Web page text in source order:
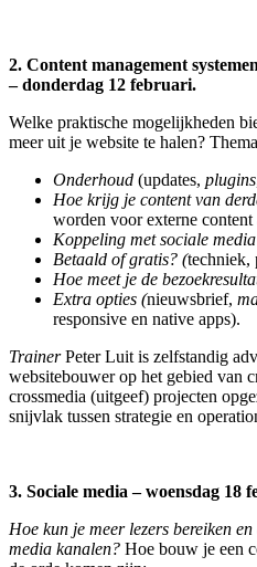
2. Content management
– donderdag 12 februari.
Welke praktische mogelijkheden
meer uit je website te halen?
Onderhoud (updates, plugins
Hoe krijg je content van
worden voor externe content
Koppeling met sociale
Betaald of gratis? (techniek,
Hoe meet je de
Extra opties (nieuwsbrief,
responsive en native apps).
TrainerPeter Luit is zelfstandig
websitebouwer op het gebied van
crossmedia (uitgeef) projecten
snijvlak tussen strategie en
3. Sociale media – woensdag 18
Hoe kun je meer lezers bereiken
media kanalen? Hoe bouw je een